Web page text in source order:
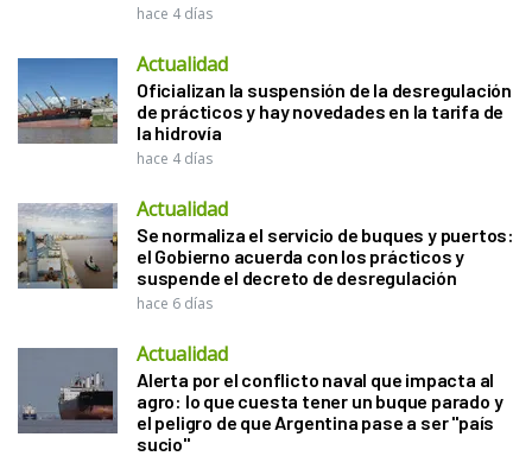
hace 4 días
Actualidad
Oficializan la suspensión de la desregulación
de prácticos y hay novedades en la tarifa de
la hidrovía
hace 4 días
Actualidad
Se normaliza el servicio de buques y puertos:
el Gobierno acuerda con los prácticos y
suspende el decreto de desregulación
hace 6 días
Actualidad
Alerta por el conflicto naval que impacta al
agro: lo que cuesta tener un buque parado y
el peligro de que Argentina pase a ser "país
sucio"